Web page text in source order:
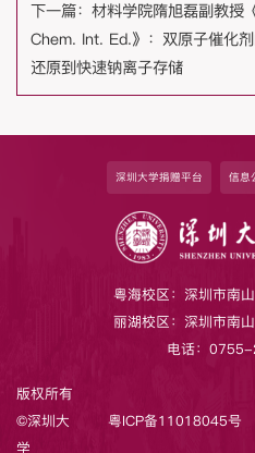
下一篇： 材料学院隋旭磊副教授
Chem. Int. Ed.》：双原子催化
还原到快速钠离子存储
粤海校区：深圳市南
丽湖校区：深圳市南
电话：
版权所有
©深圳大
学
粤ICP备11018045号
深圳大学捐赠平台 信息